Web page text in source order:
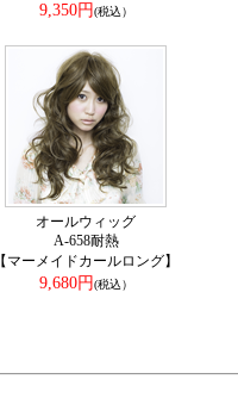
9,350円(税込）
オールウィッグ
A-658耐熱
【マーメイドカールロング】
9,680円(税込）